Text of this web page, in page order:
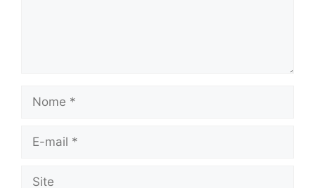
mail